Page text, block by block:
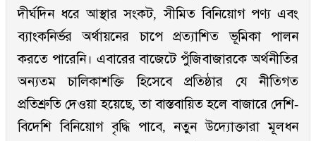
দীর্ঘদিন ধরে আস্থার সংকট, সীমিত বিনিয়োগ পণ্য এবং
ব্যাংকনির্ভর অর্থায়নের চাপে প্রত্যাশিত ভূমিকা পালন
করতে পারেনি। এবারের বাজেটে পুঁজিবাজারকে অর্থনীতির
অন্যতম চালিকাশক্তি হিসেবে প্রতিষ্ঠার যে নীতিগত
প্রতিশ্রুতি দেওয়া হয়েছে, তা বাস্তবায়িত হলে বাজারে দেশি-
বিদেশি বিনিয়োগ বৃদ্ধি পাবে, নতুন উদ্যোক্তারা মূলধন